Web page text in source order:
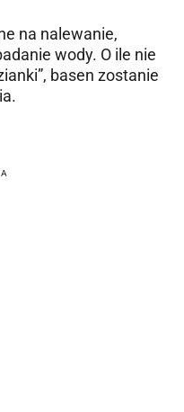
na nalewanie,
wody. O ile nie
basen zostanie